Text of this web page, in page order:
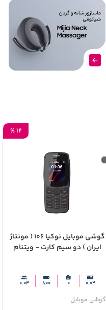
گوشی موبایل نوکیا 106 ( مونتاژ
ایران ) دو سیم‌ کارت - ویتنام
0.04
0
800
0.04
گوشی موبایل
12
%